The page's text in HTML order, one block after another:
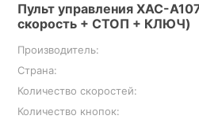
Пульт управления XAC-
скорость + СТОП + КЛЮЧ)
Производитель:
Страна:
Количество скоростей:
Количество кнопок: